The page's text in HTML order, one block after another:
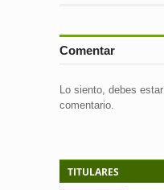
Comentar
Lo siento, debes estar
comentario.
TITULARES